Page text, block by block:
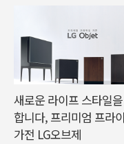
새로운 라이프 스타일
합니다, 프리미엄 프라
가전 LG오브제